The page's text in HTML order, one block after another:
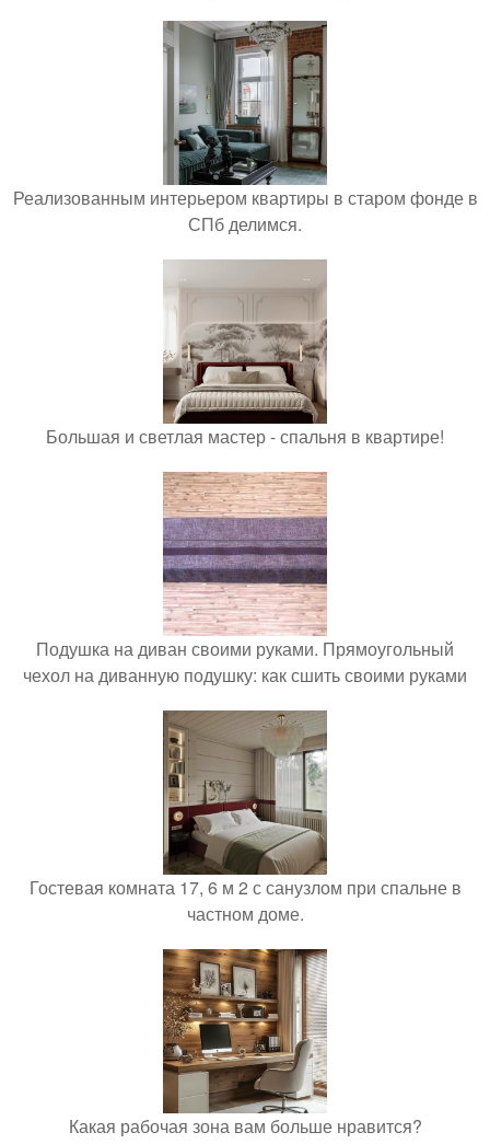
Реализованным интерьером квартиры в старом фонде в
СПб делимся.
Большая и светлая мастер - спальня в квартире!
Подушка на диван своими руками. Прямоугольный
чехол на диванную подушку: как сшить своими руками
Гостевая комната 17, 6 м 2 с санузлом при спальне в
частном доме.
Какая рабочая зона вам больше нравится?